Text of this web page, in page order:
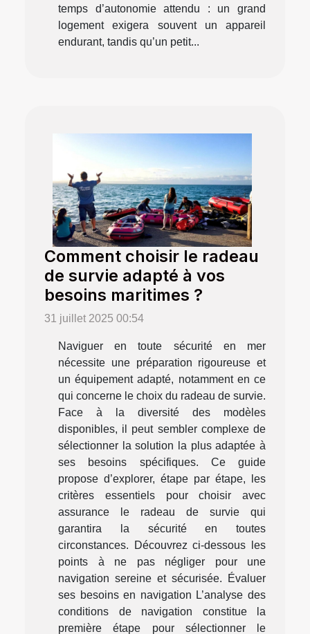
temps d’autonomie attendu : un grand
logement exigera souvent un appareil
endurant, tandis qu’un petit...
Comment choisir le radeau
de survie adapté à vos
besoins maritimes ?
31 juillet 2025 00:54
Naviguer en toute sécurité en mer
nécessite une préparation rigoureuse et
un équipement adapté, notamment en ce
qui concerne le choix du radeau de survie.
Face à la diversité des modèles
disponibles, il peut sembler complexe de
sélectionner la solution la plus adaptée à
ses besoins spécifiques. Ce guide
propose d’explorer, étape par étape, les
critères essentiels pour choisir avec
assurance le radeau de survie qui
garantira la sécurité en toutes
circonstances. Découvrez ci-dessous les
points à ne pas négliger pour une
navigation sereine et sécurisée. Évaluer
ses besoins en navigation L’analyse des
conditions de navigation constitue la
première étape pour sélectionner le